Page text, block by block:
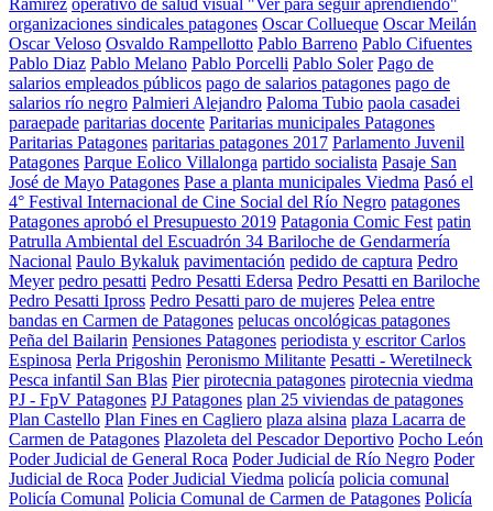
Ramirez operativo de salud visual "Ver para seguir aprendiendo"
organizaciones sindicales patagones Oscar Collueque Oscar Meilán
Oscar Veloso Osvaldo Rampellotto Pablo Barreno Pablo Cifuentes
Pablo Diaz Pablo Melano Pablo Porcelli Pablo Soler Pago de
salarios empleados públicos pago de salarios patagones pago de
salarios río negro Palmieri Alejandro Paloma Tubio paola casadei
paraepade paritarias docente Paritarias municipales Patagones
Paritarias Patagones paritarias patagones 2017 Parlamento Juvenil
Patagones Parque Eolico Villalonga partido socialista Pasaje San
José de Mayo Patagones Pase a planta municipales Viedma Pasó el
4° Festival Internacional de Cine Social del Río Negro patagones
Patagones aprobó el Presupuesto 2019 Patagonia Comic Fest patin
Patrulla Ambiental del Escuadrón 34 Bariloche de Gendarmería
Nacional Paulo Bykaluk pavimentación pedido de captura Pedro
Meyer pedro pesatti Pedro Pesatti Edersa Pedro Pesatti en Bariloche
Pedro Pesatti Ipross Pedro Pesatti paro de mujeres Pelea entre
bandas en Carmen de Patagones pelucas oncológicas patagones
Peña del Bailarin Pensiones Patagones periodista y escritor Carlos
Espinosa Perla Prigoshin Peronismo Militante Pesatti - Weretilneck
Pesca infantil San Blas Pier pirotecnia patagones pirotecnia viedma
PJ - FpV Patagones PJ Patagones plan 25 viviendas de patagones
Plan Castello Plan Fines en Cagliero plaza alsina plaza Lacarra de
Carmen de Patagones Plazoleta del Pescador Deportivo Pocho León
Poder Judicial de General Roca Poder Judicial de Río Negro Poder
Judicial de Roca Poder Judicial Viedma policía policia comunal
Policía Comunal Policia Comunal de Carmen de Patagones Policía